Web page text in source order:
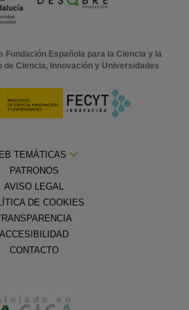
Fundación Española para la Ciencia y la
Ciencia, Innovación y Universidades
TEMÁTICAS
PATRONOS
AVISO LEGAL
DE COOKIES
ACCESIBILIDAD
CONTACTO